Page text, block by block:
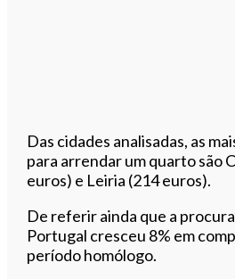
Das cidades analisadas, as
para arrendar um quarto são
euros) e Leiria (214 euros).
De referir ainda que a
Portugal cresceu 8% em
período homólogo.